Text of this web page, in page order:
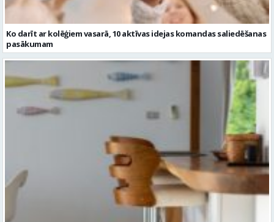
Ko darīt ar kolēģiem vasarā, 10 aktīvas idejas komandas saliedēšanas
pasākumam